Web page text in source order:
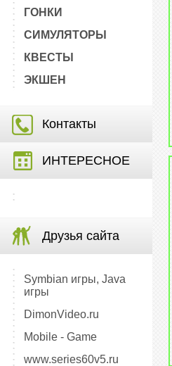
ГОНКИ
СИМУЛЯТОРЫ
КВЕСТЫ
ЭКШЕН
Контакты
ИНТЕРЕСНОЕ
Друзья сайта
Symbian игры, Java
игры
DimonVideo.ru
Mobile - Game
www.series60v5.ru